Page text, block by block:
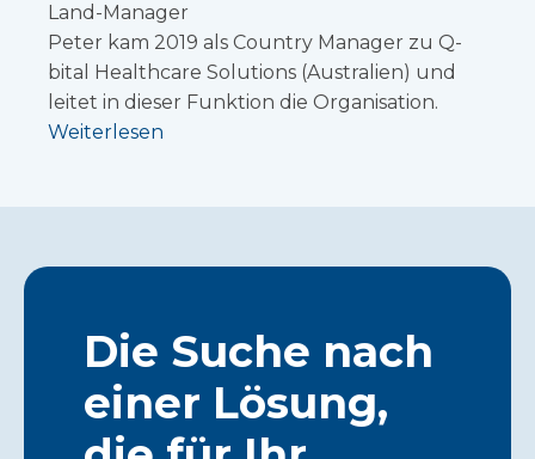
Land-Manager
Peter kam 2019 als Country Manager zu Q-
bital Healthcare Solutions (Australien) und
leitet in dieser Funktion die Organisation.
Weiterlesen
Die Suche nach
einer Lösung,